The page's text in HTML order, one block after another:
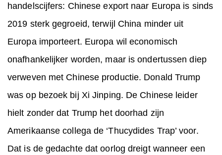
handelscijfers: Chinese export naar Europa is sinds
2019 sterk gegroeid, terwijl China minder uit
Europa importeert. Europa wil economisch
onafhankelijker worden, maar is ondertussen diep
verweven met Chinese productie. Donald Trump
was op bezoek bij Xi Jinping. De Chinese leider
hielt zonder dat Trump het doorhad zijn
Amerikaanse collega de ‘Thucydides Trap’ voor.
Dat is de gedachte dat oorlog dreigt wanneer een